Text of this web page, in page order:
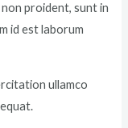
proident, sunt in
id est laborum
ullamco